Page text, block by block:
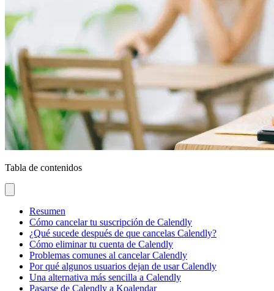
Tabla de contenidos
Resumen
Cómo cancelar tu suscripción de Calendly
¿Qué sucede después de que cancelas Calendly?
Cómo eliminar tu cuenta de Calendly
Problemas comunes al cancelar Calendly
Por qué algunos usuarios dejan de usar Calendly
Una alternativa más sencilla a Calendly
Pasarse de Calendly a Koalendar